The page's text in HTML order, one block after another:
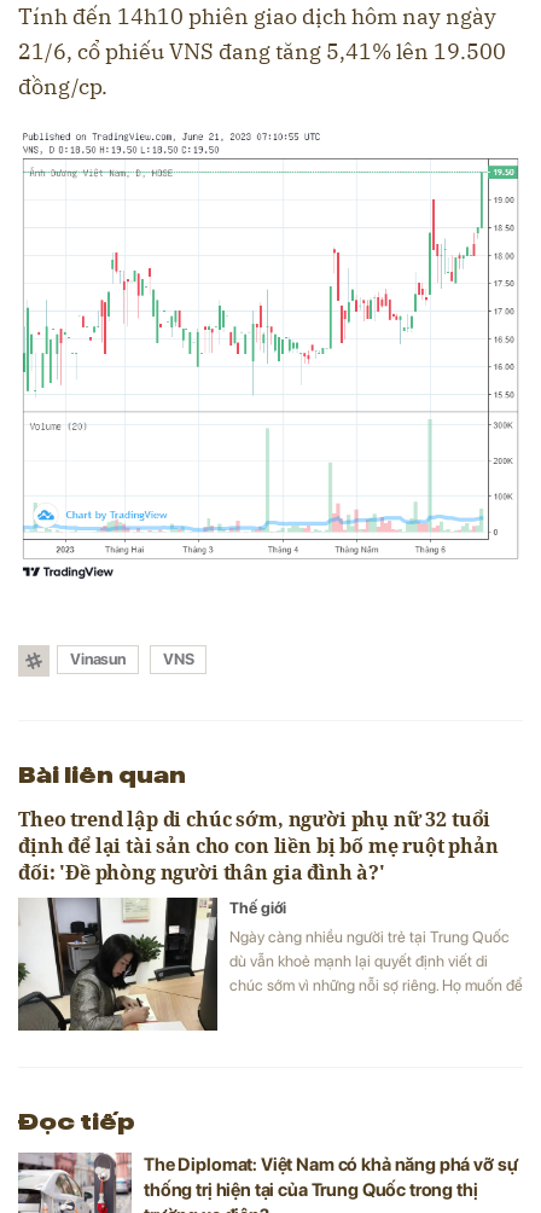
Tính đến 14h10 phiên giao dịch hôm nay ngày
21/6, cổ phiếu VNS đang tăng 5,41% lên 19.500
đồng/cp.
Vinasun VNS
Bài liên quan
Theo trend lập di chúc sớm, người phụ nữ 32 tuổi
định để lại tài sản cho con liền bị bố mẹ ruột phản
đối: 'Đề phòng người thân gia đình à?'
Thế giới
Ngày càng nhiều người trẻ tại Trung Quốc
dù vẫn khoẻ mạnh lại quyết định viết di
chúc sớm vì những nỗi sợ riêng. Họ muốn để
Đọc tiếp
The Diplomat: Việt Nam có khả năng phá vỡ sự
thống trị hiện tại của Trung Quốc trong thị